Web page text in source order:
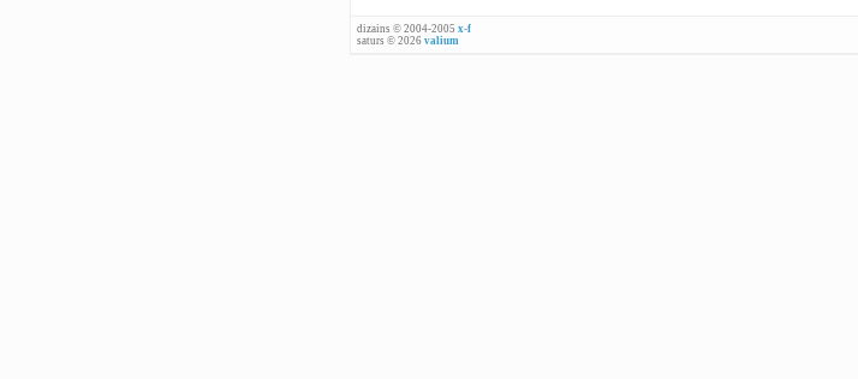
dizains © 2004-2005 x-f
saturs © 2026 valium